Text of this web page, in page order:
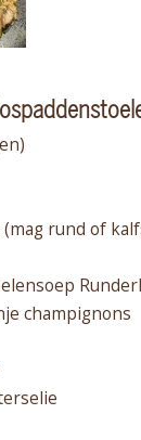
(mag rund of
champignons